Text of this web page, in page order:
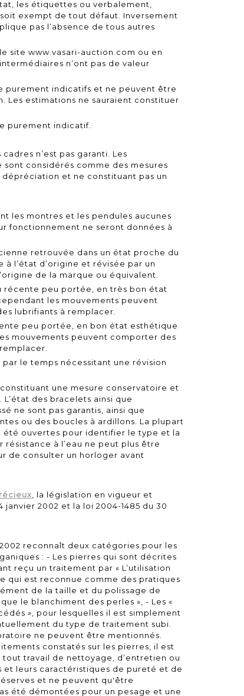
les étiquettes ou verbalement,
exempt de tout défaut. Inversement
pas l’absence de tous autres
site www.vasari-auction.com ou en
n’ont pas de valeur
purement indicatifs et ne peuvent être
Les estimations ne sauraient constituer
purement indicatif.
cadres n’est pas garanti. Les
considérés comme des mesures
et ne constituant pas un
les montres et les pendules aucunes
fonctionnement ne seront données à
retrouvée dans un état proche du
l’état d’origine et révisée par un
de la marque ou équivalent.
récente peu portée, en très bon état
les mouvements peuvent
lubrifiants à remplacer.
peu portée, en bon état esthétique
mouvements peuvent comporter des
le temps nécessitant une révision
une mesure conservatoire et
des bracelets ainsi que
ne sont pas garantis, ainsi que
ou des boucles à ardillons. La plupart
été ouvertes pour identifier le type et la
à l’eau ne peut plus être
de consulter un horloger avant
, la législation en vigueur et
janvier 2002 et la loi 2004-1485 du 30
reconnaît deux catégories pour les
: - Les pierres qui sont décrites
reçu un traitement par « L’utilisation
qui est reconnue comme des pratiques
de la taille et du polissage de
le blanchiment des perles », - Les «
», pour lesquelles il est simplement
du type de traitement subi.
ne peuvent être mentionnés.
constatés sur les pierres, il est
travail de nettoyage, d’entretien ou
et leurs caractéristiques de pureté et de
et ne peuvent qu'être
été démontées pour un pesage et une